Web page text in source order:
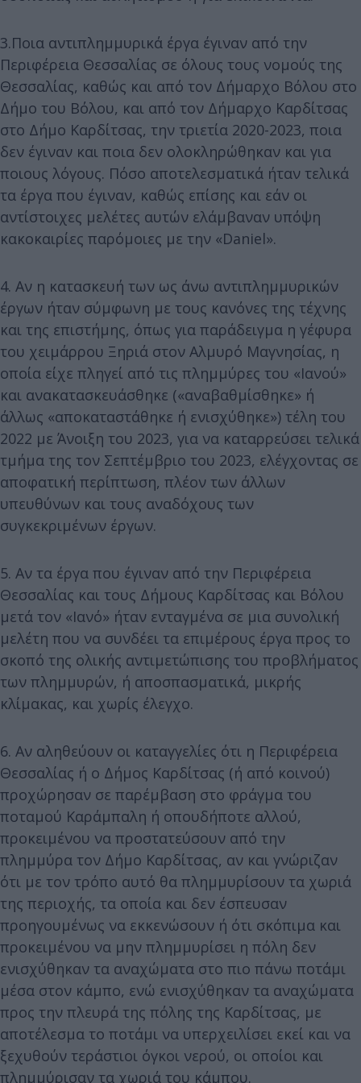
3.Ποια αντιπλημμυρικά έργα έγιναν από την
Περιφέρεια Θεσσαλίας σε όλους τους νομούς της
Θεσσαλίας, καθώς και από τον Δήμαρχο Βόλου στο
Δήμο του Βόλου, και από τον Δήμαρχο Καρδίτσας
στο Δήμο Καρδίτσας, την τριετία 2020-2023, ποια
δεν έγιναν και ποια δεν ολοκληρώθηκαν και για
ποιους λόγους. Πόσο αποτελεσματικά ήταν τελικά
τα έργα που έγιναν, καθώς επίσης και εάν οι
αντίστοιχες μελέτες αυτών ελάμβαναν υπόψη
κακοκαιρίες παρόμοιες με την «Daniel».
4. Αν η κατασκευή των ως άνω αντιπλημμυρικών
έργων ήταν σύμφωνη με τους κανόνες της τέχνης
και της επιστήμης, όπως για παράδειγμα η γέφυρα
του χειμάρρου Ξηριά στον Αλμυρό Μαγνησίας, η
οποία είχε πληγεί από τις πλημμύρες του «Ιανού»
και ανακατασκευάσθηκε («αναβαθμίσθηκε» ή
άλλως «αποκαταστάθηκε ή ενισχύθηκε») τέλη του
2022 με Άνοιξη του 2023, για να καταρρεύσει τελικά
τμήμα της τον Σεπτέμβριο του 2023, ελέγχοντας σε
αποφατική περίπτωση, πλέον των άλλων
υπευθύνων και τους αναδόχους των
συγκεκριμένων έργων.
5. Αν τα έργα που έγιναν από την Περιφέρεια
Θεσσαλίας και τους Δήμους Καρδίτσας και Βόλου
μετά τον «Ιανό» ήταν ενταγμένα σε μια συνολική
μελέτη που να συνδέει τα επιμέρους έργα προς το
σκοπό της ολικής αντιμετώπισης του προβλήματος
των πλημμυρών, ή αποσπασματικά, μικρής
κλίμακας, και χωρίς έλεγχο.
6. Αν αληθεύουν οι καταγγελίες ότι η Περιφέρεια
Θεσσαλίας ή ο Δήμος Καρδίτσας (ή από κοινού)
προχώρησαν σε παρέμβαση στο φράγμα του
ποταμού Καράμπαλη ή οπουδήποτε αλλού,
προκειμένου να προστατεύσουν από την
πλημμύρα τον Δήμο Καρδίτσας, αν και γνώριζαν
ότι με τον τρόπο αυτό θα πλημμυρίσουν τα χωριά
της περιοχής, τα οποία και δεν έσπευσαν
προηγουμένως να εκκενώσουν ή ότι σκόπιμα και
προκειμένου να μην πλημμυρίσει η πόλη δεν
ενισχύθηκαν τα αναχώματα στο πιο πάνω ποτάμι
μέσα στον κάμπο, ενώ ενισχύθηκαν τα αναχώματα
προς την πλευρά της πόλης της Καρδίτσας, με
αποτέλεσμα το ποτάμι να υπερχειλίσει εκεί και να
ξεχυθούν τεράστιοι όγκοι νερού, οι οποίοι και
πλημμύρισαν τα χωριά του κάμπου.